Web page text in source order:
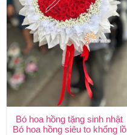
Bó hoa hồng tặng sinh nhật
Bó hoa hồng siêu to khổng lồ